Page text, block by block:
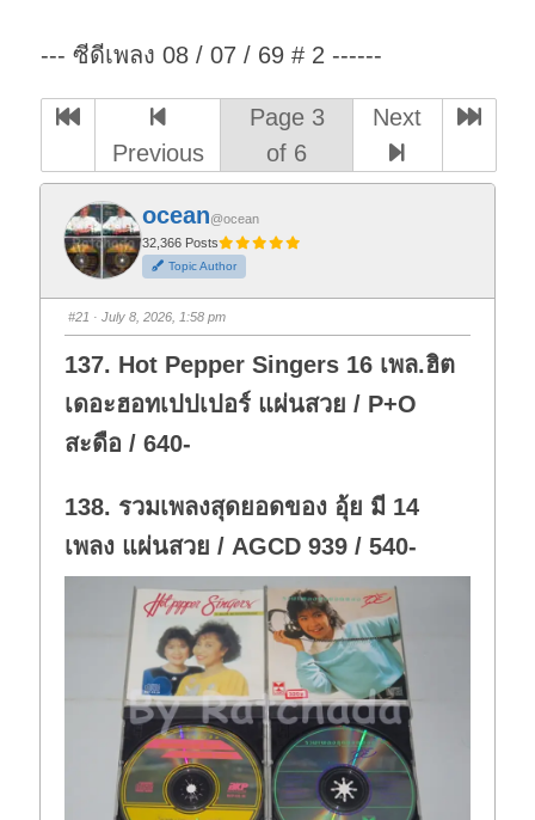
--- ซีดีเพลง 08 / 07 / 69 # 2 ------
Previous
Page 3
of 6
Next
ocean@ocean
32,366 Posts
Topic Author
#21 · July 8, 2026, 1:58 pm
137. Hot Pepper Singers 16 เพล.ฮิต
เดอะฮอทเปปเปอร์ แผ่นสวย / P+O
สะดือ / 640-
138. รวมเพลงสุดยอดของ อุ้ย มี 14
เพลง แผ่นสวย / AGCD 939 / 540-